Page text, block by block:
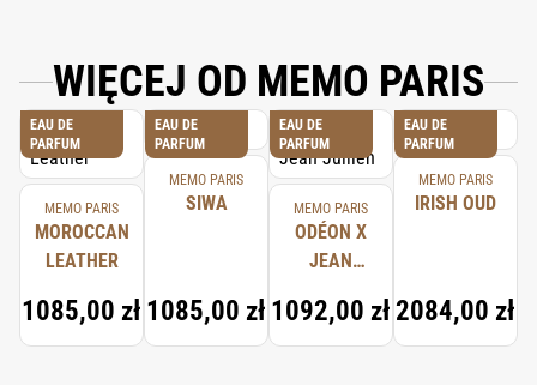
WIĘCEJ OD MEMO PARIS
EAU DE
PARFUM
MEMO PARIS
MOROCCAN
LEATHER
1085,00 zł
EAU DE
PARFUM
MEMO PARIS
SIWA
1085,00 zł
EAU DE
PARFUM
MEMO PARIS
ODÉON X
JEAN
1092,00 zł
EAU DE
PARFUM
MEMO PARIS
IRISH OUD
2084,00 zł